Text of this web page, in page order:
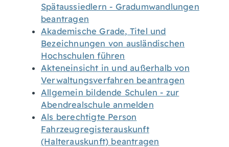
Spätaussiedlern - Gradumwandlungen
beantragen
Akademische Grade, Titel und
Bezeichnungen von ausländischen
Hochschulen führen
Akteneinsicht in und außerhalb von
Verwaltungsverfahren beantragen
Allgemein bildende Schulen - zur
Abendrealschule anmelden
Als berechtigte Person
Fahrzeugregisterauskunft
(Halterauskunft) beantragen